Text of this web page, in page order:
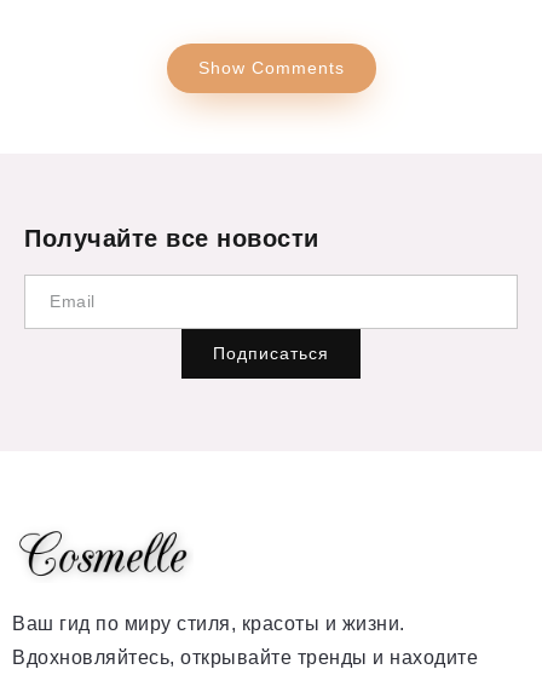
Show Comments
Получайте все новости
Подписаться
Ваш гид по миру стиля, красоты и жизни.
Вдохновляйтесь, открывайте тренды и находите